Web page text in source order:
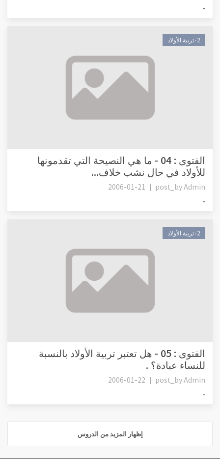
-
٠2تربية الأولاد
الفتوى : 04 - ما هي النصيحة التي تقدمونها
للأولاد في حال نشب خلاف...
post_byAdmin
2006-01-21
-
٠2تربية الأولاد
الفتوى : 05 - هل تعتبر تربية الأولاد بالنسبة
للنساء عبادة؟ .
post_byAdmin
2006-01-22
-
إظهار المزيد من الدروس